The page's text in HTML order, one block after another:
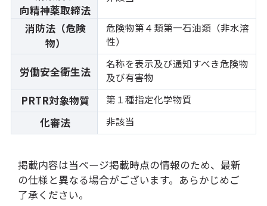
向精神薬取締法
消防法（危険
物）
危険物第４類第一石油類（非水溶
性）
労働安全衛生法
名称を表示及び通知すべき危険物
及び有害物
PRTR対象物質 第１種指定化学物質
化審法 非該当
掲載内容は当ページ掲載時点の情報のため、最新
の仕様と異なる場合がございます。あらかじめご
了承ください。